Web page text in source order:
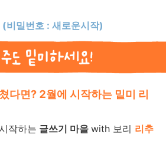
비밀번호 : 새로운시작)
다면? 2월에 시작하는 밑미 리
작하는 글쓰기 마을 with 보리 리추